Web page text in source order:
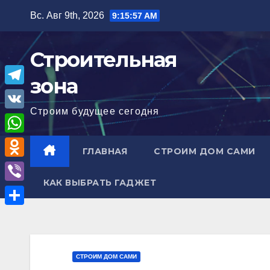
содержимому
Вс. Авг 9th, 2026 9:15:59 AM
Строительная
зона
Строим будущее сегодня
ГЛАВНАЯ СТРОИМ ДОМ САМИ
КАК ВЫБРАТЬ ГАДЖЕТ
СТРОИМ ДОМ САМИ
T
e
l
e
g
r
V
K
W
h
a
O
d
n
V